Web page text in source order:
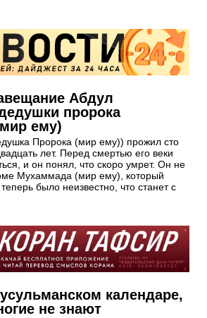
Абдул
пророка
ему)
Пророка (мир ему)) прожил сто
лет. Перед смертью его веки
и он понял, что скоро умрет. Он не
Мухаммада (мир ему), который
было неизвестно, что станет с
календаре,
не знают